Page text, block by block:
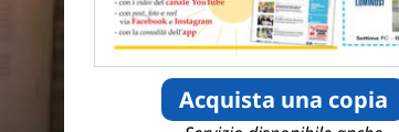
Acquista una copia